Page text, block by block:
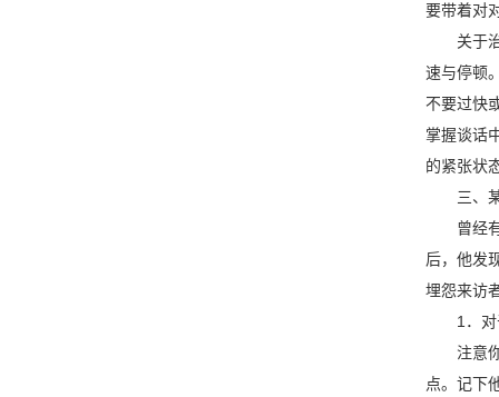
要带着对
关于治
速与停顿
不要过快
掌握谈话
的紧张状
三、某
曾经有
后，他发
埋怨来访
1．对
注意你
点。记下